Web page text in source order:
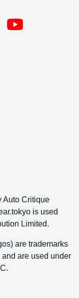
Auto Critique
is used
Limited.
are trademarks
are used under